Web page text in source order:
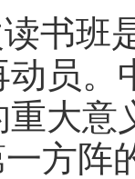
书班
员。
大意
方阵